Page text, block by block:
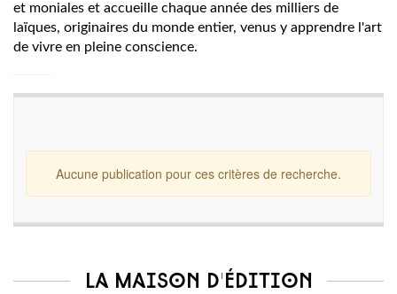
et moniales et accueille chaque année des milliers de
laïques, originaires du monde entier, venus y apprendre l'art
de vivre en pleine conscience.
Aucune publication pour ces critères de recherche.
La maison d'édition